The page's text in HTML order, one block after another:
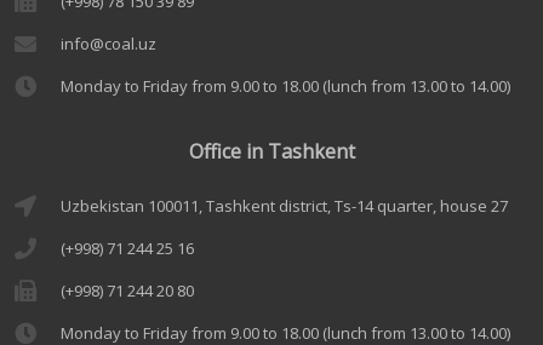
info@coal.uz
Monday to Friday from 9.00 to 18.00 (lunch from 13.00 to 14.00)
Office in Tashkent
Uzbekistan 100011, Tashkent district, Ts-14 quarter, house 27
(+998) 71 244 25 16
(+998) 71 244 20 80
Monday to Friday from 9.00 to 18.00 (lunch from 13.00 to 14.00)